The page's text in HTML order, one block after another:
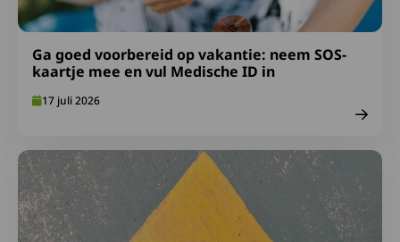
Ga goed voorbereid op vakantie: neem SOS-
kaartje mee en vul Medische ID in
17 juli 2026
Lees meer over Afspraken over gepast gebruik FA-